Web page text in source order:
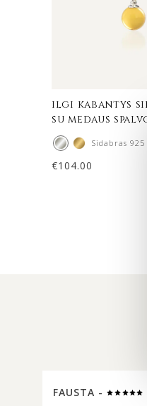
ilgi kabantys
su medaus
Sidabras 925
€104.00
FAUSTA -